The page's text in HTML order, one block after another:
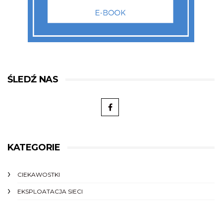
ŚLEDŹ NAS
KATEGORIE
CIEKAWOSTKI
EKSPLOATACJA SIECI